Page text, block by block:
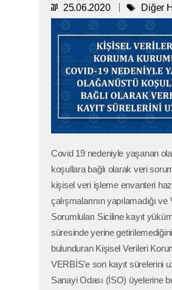
25.06.2020 Diğer
Covid 19 nedeniyle yaşanan
koşullara bağlı olarak veri
kişisel veri işleme envanteri
çalışmalarının yapılamadığı ve
Sorumluları Siciline kayıt
süresinde yerine
bulunduran Kişisel Verileri
VERBİS’e son kayıt sürelerini
Sanayi Odası (İSO) üyelerine